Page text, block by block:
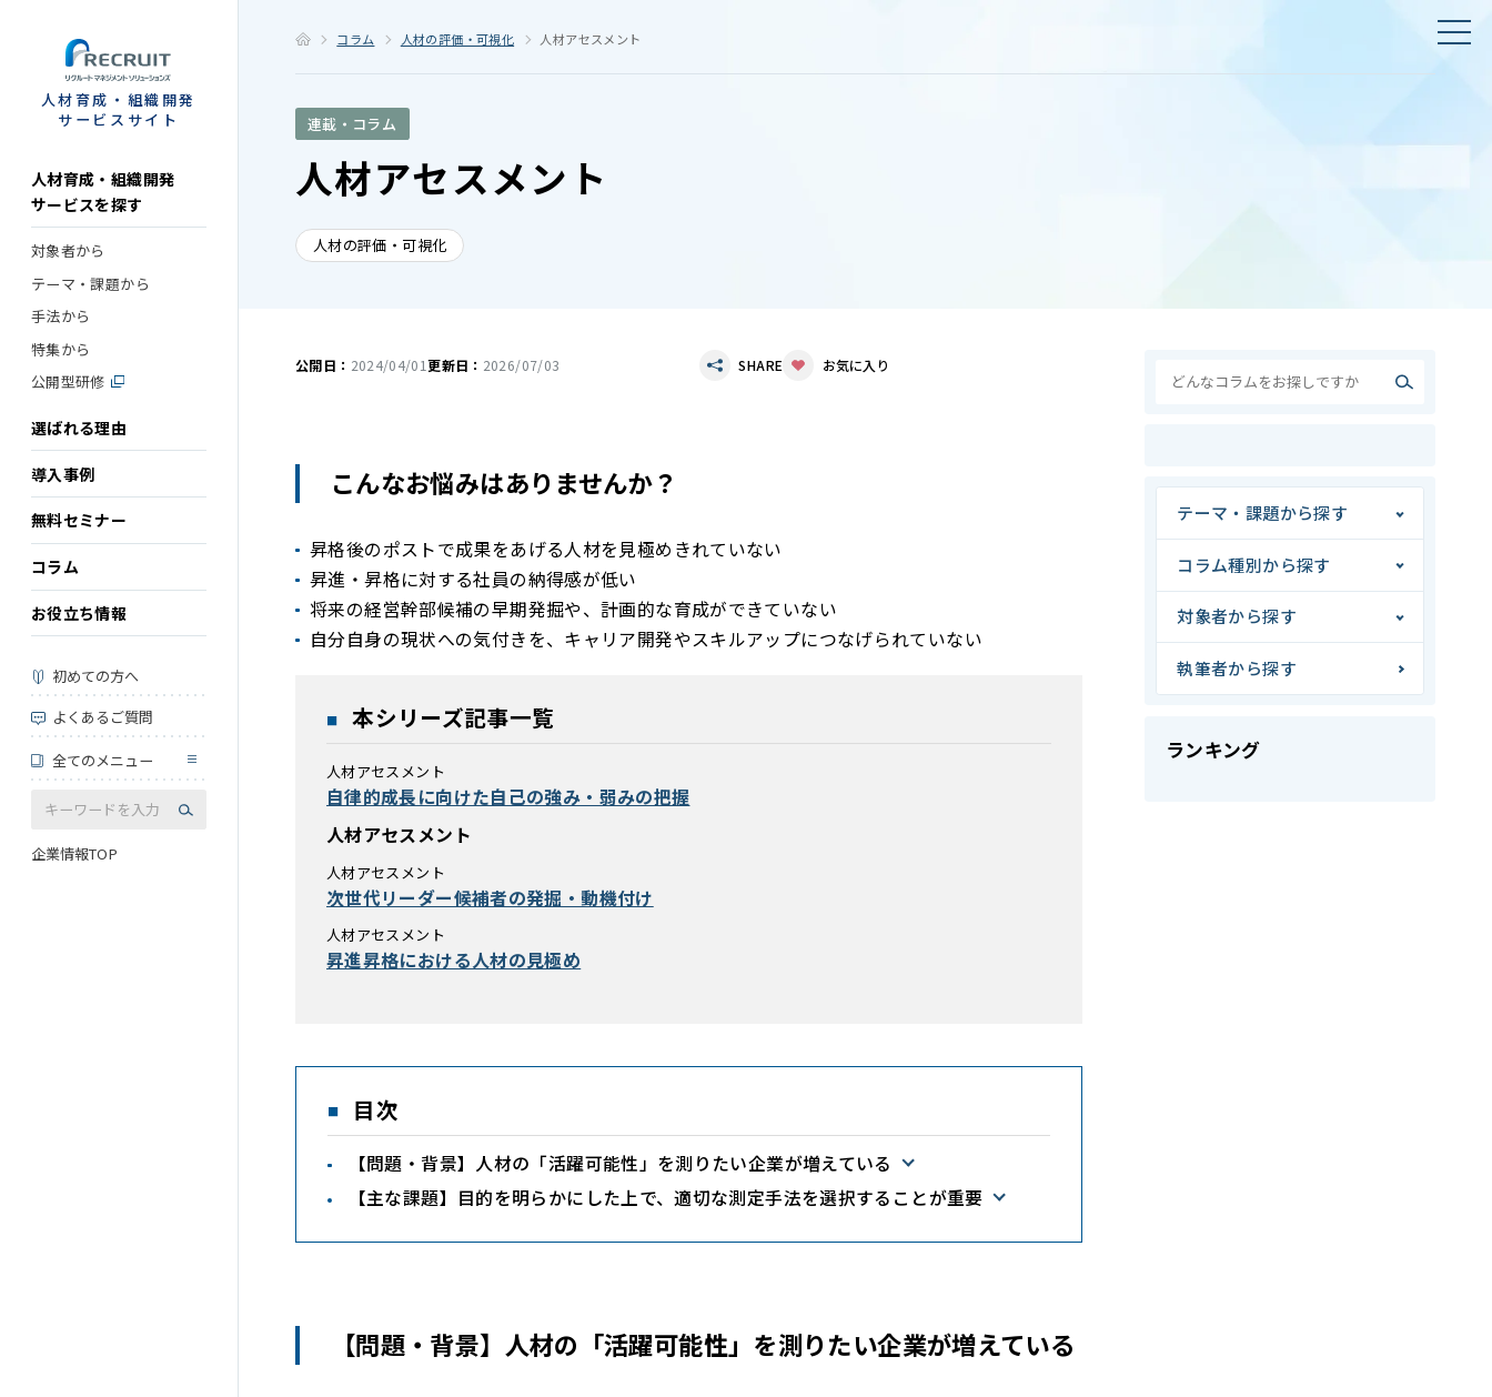
人材育成・組織開発
サービスサイト
人材育成・組織開発
サービスを探す
対象者から
テーマ・課題から
手法から
特集から
公開型研修
選ばれる理由
導入事例
無料セミナー
コラム
お役立ち情報
初めての方へ
よくあるご質問
全てのメニュー
企業情報TOP
コラム 人材の評価・可視化 人材アセスメント
連載・コラム
人材アセスメント
人材の評価・可視化
公開日： 2024/04/01更新日： 2026/07/03 SHARE お気に入り
こんなお悩みはありませんか？
昇格後のポストで成果をあげる人材を見極めきれていない
昇進・昇格に対する社員の納得感が低い
将来の経営幹部候補の早期発掘や、計画的な育成ができていない
自分自身の現状への気付きを、キャリア開発やスキルアップにつなげられていない
本シリーズ記事一覧
人材アセスメント
自律的成長に向けた自己の強み・弱みの把握
人材アセスメント
人材アセスメント
次世代リーダー候補者の発掘・動機付け
人材アセスメント
昇進昇格における人材の見極め
目次
【問題・背景】人材の「活躍可能性」を測りたい企業が増えている
【主な課題】目的を明らかにした上で、適切な測定手法を選択することが重要
【問題・背景】人材の「活躍可能性」を測りたい企業が増えている
テーマ・課題から探す
コラム種別から探す
対象者から探す
執筆者から探す
ランキング